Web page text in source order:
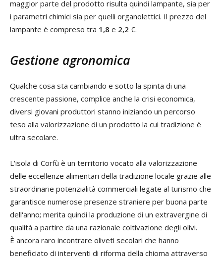
maggior parte del prodotto risulta quindi lampante, sia per
i parametri chimici sia per quelli organolettici. Il prezzo del
lampante è compreso tra 1,8 e 2,2 €.
Gestione agronomica
Qualche cosa sta cambiando e sotto la spinta di una
crescente passione, complice anche la crisi economica,
diversi giovani produttori stanno iniziando un percorso
teso alla valorizzazione di un prodotto la cui tradizione è
ultra secolare.
L'isola di Corfù è un territorio vocato alla valorizzazione
delle eccellenze alimentari della tradizione locale grazie alle
straordinarie potenzialità commerciali legate al turismo che
garantisce numerose presenze straniere per buona parte
dell'anno; merita quindi la produzione di un extravergine di
qualità a partire da una razionale coltivazione degli olivi.
È ancora raro incontrare oliveti secolari che hanno
beneficiato di interventi di riforma della chioma attraverso